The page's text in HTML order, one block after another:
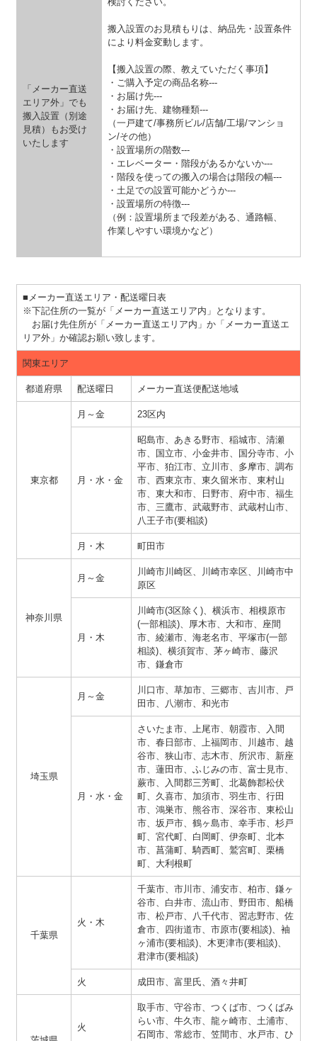
「メーカー直送
エリア外」でも
搬入設置（別途
見積）もお受け
いたします
搬入設置のお見積もりは、納品先・設置条件
により料金変動します。
【搬入設置の際、教えていただく事項】
・ご購入予定の商品名称---
・お届け先---
・お届け先、建物種類---
（一戸建て/事務所ビル/店舗/工場/マンショ
ン/その他）
・設置場所の階数---
・エレベーター・階段があるかないか---
・階段を使っての搬入の場合は階段の幅---
・土足での設置可能かどうか---
・設置場所の特徴---
（例：設置場所まで段差がある、通路幅、
作業しやすい環境かなど）
■メーカー直送エリア・配送曜日表
※下記住所の一覧が「メーカー直送エリア内」となります。
お届け先住所が「メーカー直送エリア内」か「メーカー直送エ
リア外」か確認お願い致します。
関東エリア
都道府県 配送曜日 メーカー直送便配送地域
東京都
月～金 23区内
月・水・金
昭島市、あきる野市、稲城市、清瀬
市、国立市、小金井市、国分寺市、小
平市、狛江市、立川市、多摩市、調布
市、西東京市、東久留米市、東村山
市、東大和市、日野市、府中市、福生
市、三鷹市、武蔵野市、武蔵村山市、
八王子市(要相談)
月・木 町田市
神奈川県
月～金
川崎市川崎区、川崎市幸区、川崎市中
原区
月・木
川崎市(3区除く)、横浜市、相模原市
(一部相談)、厚木市、大和市、座間
市、綾瀬市、海老名市、平塚市(一部
相談)、横須賀市、茅ヶ崎市、藤沢
市、鎌倉市
埼玉県
月～金
川口市、草加市、三郷市、吉川市、戸
田市、八潮市、和光市
月・水・金
さいたま市、上尾市、朝霞市、入間
市、春日部市、上福岡市、川越市、越
谷市、狭山市、志木市、所沢市、新座
市、蓮田市、ふじみの市、富士見市、
蕨市、入間郡三芳町、北葛飾郡松伏
町、久喜市、加須市、羽生市、行田
市、鴻巣市、熊谷市、深谷市、東松山
市、坂戸市、鶴ヶ島市、幸手市、杉戸
町、宮代町、白岡町、伊奈町、北本
市、菖蒲町、騎西町、鷲宮町、栗橋
町、大利根町
千葉県
火・木
千葉市、市川市、浦安市、柏市、鎌ヶ
谷市、白井市、流山市、野田市、船橋
市、松戸市、八千代市、習志野市、佐
倉市、四街道市、市原市(要相談)、袖
ヶ浦市(要相談)、木更津市(要相談)、
君津市(要相談)
火 成田市、富里氏、酒々井町
火
取手市、守谷市、つくば市、つくばみ
らい市、牛久市、龍ヶ崎市、土浦市、
石岡市、常総市、笠間市、水戸市、ひ